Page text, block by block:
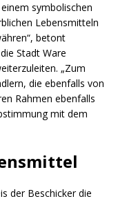
symbolischen
Lebensmitteln
betont
Stadt Ware
„Zum
die ebenfalls von
Rahmen ebenfalls
mit dem
der Beschicker die